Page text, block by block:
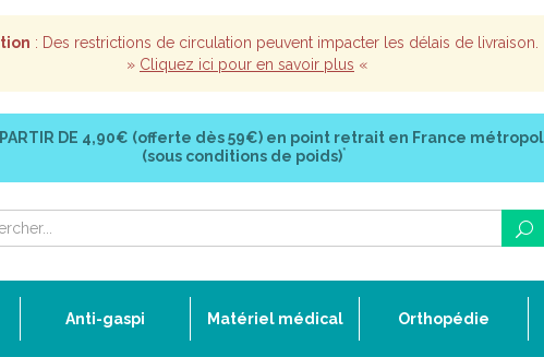
: Des restrictions de circulation peuvent impacter les délais de livraison.
» Cliquez ici pour en savoir plus «
DE 4,90€ (offerte dès 59€) en point retrait en France
(sous conditions de poids)*
Anti-gaspi Matériel médical Orthopédie